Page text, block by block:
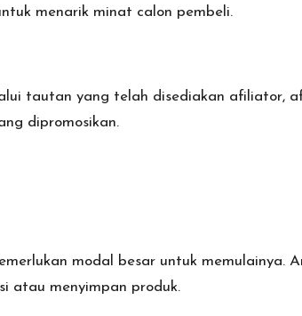
menarik minat calon pembeli.
tautan yang telah disediakan afiliator,
dipromosikan.
modal besar untuk memulainya.
atau menyimpan produk.